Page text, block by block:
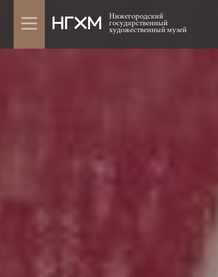
Нижегородский
государственный
художественный музей